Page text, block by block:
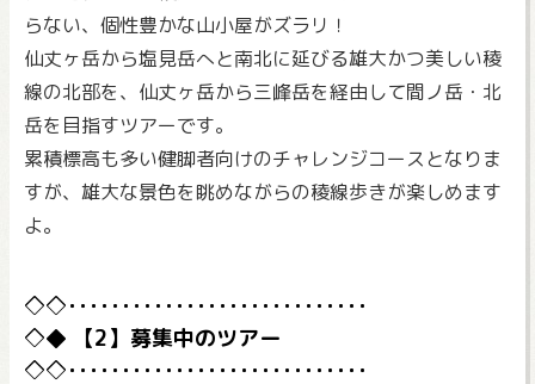
らない、個性豊かな山小屋がズラリ！
仙丈ヶ岳から塩見岳へと南北に延びる雄大かつ美しい稜
線の北部を、仙丈ヶ岳から三峰岳を経由して間ノ岳・北
岳を目指すツアーです。
累積標高も多い健脚者向けのチャレンジコースとなりま
すが、雄大な景色を眺めながらの稜線歩きが楽しめます
よ。
【2】募集中のツアー